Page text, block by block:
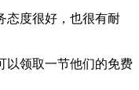
态度很好，也很有耐
以领取一节他们的免费